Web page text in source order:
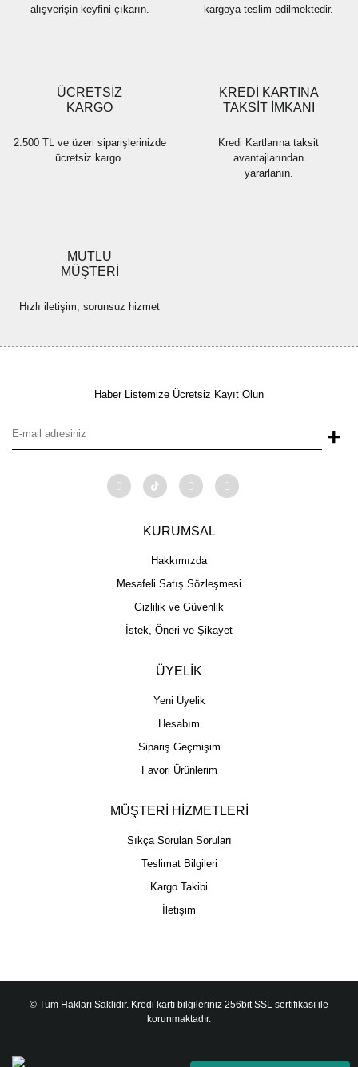
alışverişin keyfini çıkarın.
kargoya teslim edilmektedir.
ÜCRETSİZ
KARGO
2.500 TL ve üzeri siparişlerinizde
ücretsiz kargo.
KREDİ KARTINA
TAKSİT İMKANI
Kredi Kartlarına taksit
avantajlarından
yararlanın.
MUTLU
MÜŞTERİ
Hızlı iletişim, sorunsuz hizmet
Haber Listemize Ücretsiz Kayıt Olun
+
KURUMSAL
Hakkımızda
Mesafeli Satış Sözleşmesi
Gizlilik ve Güvenlik
İstek, Öneri ve Şikayet
ÜYELİK
Yeni Üyelik
Hesabım
Sipariş Geçmişim
Favori Ürünlerim
MÜŞTERİ HİZMETLERİ
Sıkça Sorulan Soruları
Teslimat Bilgileri
Kargo Takibi
İletişim
© Tüm Hakları Saklıdır. Kredi kartı bilgileriniz 256bit SSL sertifikası ile
korunmaktadır.